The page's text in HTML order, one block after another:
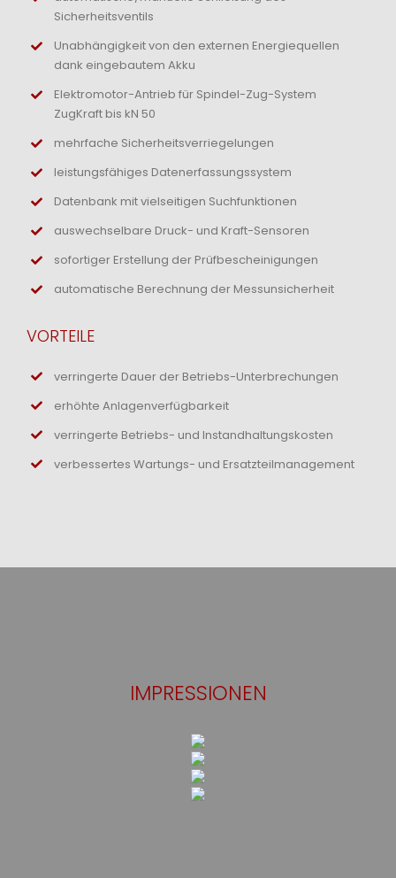
Sicherheitsventils
Unabhängigkeit von den externen Energiequellen
dank eingebautem Akku
Elektromotor-Antrieb für Spindel-Zug-System
ZugKraft bis kN 50
mehrfache Sicherheitsverriegelungen
leistungsfähiges Datenerfassungssystem
Datenbank mit vielseitigen Suchfunktionen
auswechselbare Druck- und Kraft-Sensoren
sofortiger Erstellung der Prüfbescheinigungen
automatische Berechnung der Messunsicherheit
VORTEILE
verringerte Dauer der Betriebs-Unterbrechungen
erhöhte Anlagenverfügbarkeit
verringerte Betriebs- und Instandhaltungskosten
verbessertes Wartungs- und Ersatzteilmanagement
IMPRESSIONEN